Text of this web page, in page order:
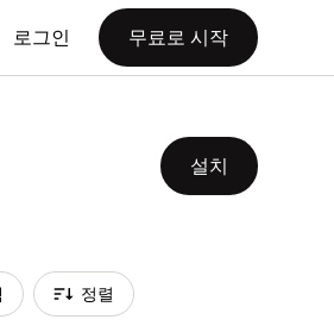
로그인 무료로 시작
설치
정렬